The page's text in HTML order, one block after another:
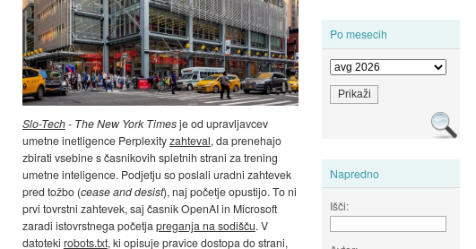
Po mesecih
Napredno
Išči:
Slo-Tech- The New York Timesje od upravljavcev
umetne inetligence Perplexityzahteval, da prenehajo
zbirati vsebine s časnikovih spletnih strani za trening
umetne inteligence. Podjetju so poslali uradni zahtevek
pred tožbo (cease and desist), naj početje opustijo. To ni
prvi tovrstni zahtevek, saj časnik OpenAI in Microsoft
zaradi istovrstnega početja preganja na sodišču. V
datoteki robots.txt, ki opisuje pravice dostopa do strani,